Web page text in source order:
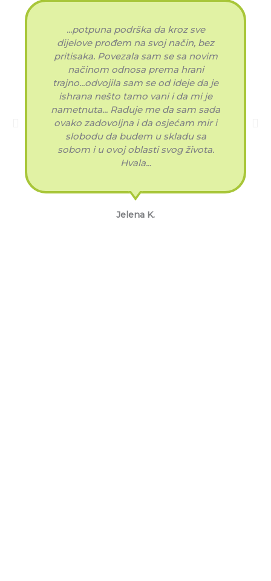
...potpuna podrška da kroz sve
dijelove prođem na svoj način, bez
pritisaka. Povezala sam se sa novim
načinom odnosa prema hrani
trajno...odvojila sam se od ideje da je
ishrana nešto tamo vani i da mi je
nametnuta... Raduje me da sam sada
ovako zadovoljna i da osjećam mir i
slobodu da budem u skladu sa
sobom i u ovoj oblasti svog života.
Hvala...
Jelena K.